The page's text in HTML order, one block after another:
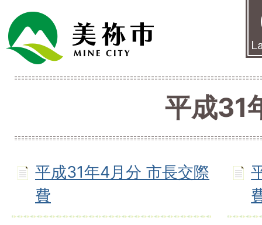
平成31
平成31年4月分 市長交際
費